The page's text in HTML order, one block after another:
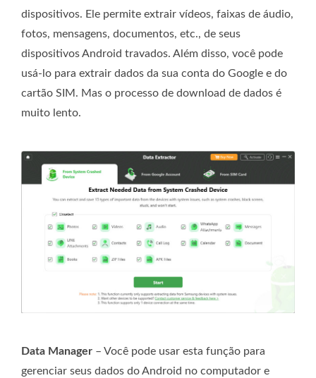
dispositivos. Ele permite extrair vídeos, faixas de áudio,
fotos, mensagens, documentos, etc., de seus
dispositivos Android travados. Além disso, você pode
usá-lo para extrair dados da sua conta do Google e do
cartão SIM. Mas o processo de download de dados é
muito lento.
Data Manager – Você pode usar esta função para
gerenciar seus dados do Android no computador e